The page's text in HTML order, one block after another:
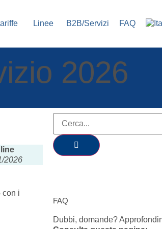
Linee B2B/Servizi FAQ
2026
2026
con i
FAQ
Dubbi, domande?